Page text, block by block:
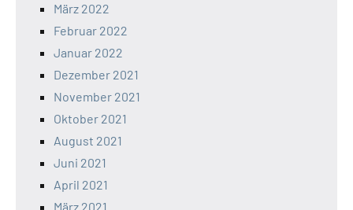
März 2022
Februar 2022
Januar 2022
Dezember 2021
November 2021
Oktober 2021
August 2021
Juni 2021
April 2021
März 2021